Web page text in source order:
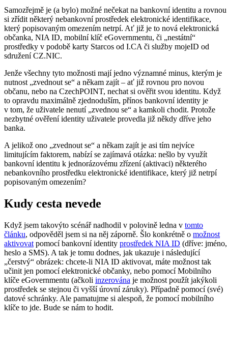
Samozřejmě je (a bylo) možné nečekat na bankovní identitu a rovnou
si zřídit některý nebankovní prostředek elektronické identifikace,
který popisovaným omezením netrpí. Ať již je to nová elektronická
občanka, NIA ID, mobilní klíč eGovernmentu, či „nestátní“
prostředky v podobě karty Starcos od I.CA či služby mojeID od
sdružení CZ.NIC.
Jenže všechny tyto možnosti mají jedno významné minus, kterým je
nutnost „zvednout se“ a někam zajít – ať již rovnou pro novou
občanu, nebo na CzechPOINT, nechat si ověřit svou identitu. Když
to opravdu maximálně zjednoduším, přínos bankovní identity je
v tom, že uživatele nenutí „zvednou se“ a kamkoli chodit. Protože
nezbytné ověření identity uživatele provedla již někdy dříve jeho
banka.
A jelikož ono „zvednout se“ a někam zajít je asi tím nejvíce
limitujícím faktorem, nabízí se zajímavá otázka: nešlo by využít
bankovní identitu k jednorázovému zřízení (aktivaci) některého
nebankovního prostředku elektronické identifikace, který již netrpí
popisovaným omezením?
Kudy cesta nevede
Když jsem takovýto scénář nadhodil v polovině ledna v tomto
článku, odpověděl jsem si na něj záporně. Šlo konkrétně o možnost
aktivovat pomocí bankovní identity prostředek NIA ID (dříve: jméno,
heslo a SMS). A tak je tomu dodnes, jak ukazuje i následující
„čerstvý“ obrázek: chcete-li NIA ID aktivovat, máte možnost tak
učinit jen pomocí elektronické občanky, nebo pomocí Mobilního
klíče eGovernmentu (ačkoli inzerována je možnost použít jakýkoli
prostředek se stejnou či vyšší úrovní záruky). Případně pomocí (své)
datové schránky. Ale pamatujme si alespoň, že pomocí mobilního
klíče to jde. Bude se nám to hodit.